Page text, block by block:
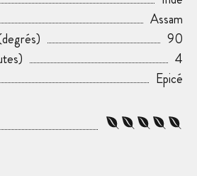
Assam
90
4
Epicé